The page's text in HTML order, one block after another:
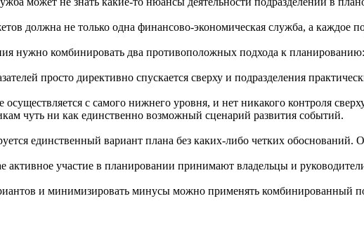
должна не только одна финансово-экономическая служба, а каждое
нужно комбинировать два противоположных подхода к
просто директивно спускается сверху и подразделения
с самого нижнего уровня, и нет никакого контроля
чуть ни как единственно возможный сценарий развития событий.
единственный вариант плана без каких-либо четких
участие в планировании принимают владельцы и
и минимизировать минусы можно применять комбинированный